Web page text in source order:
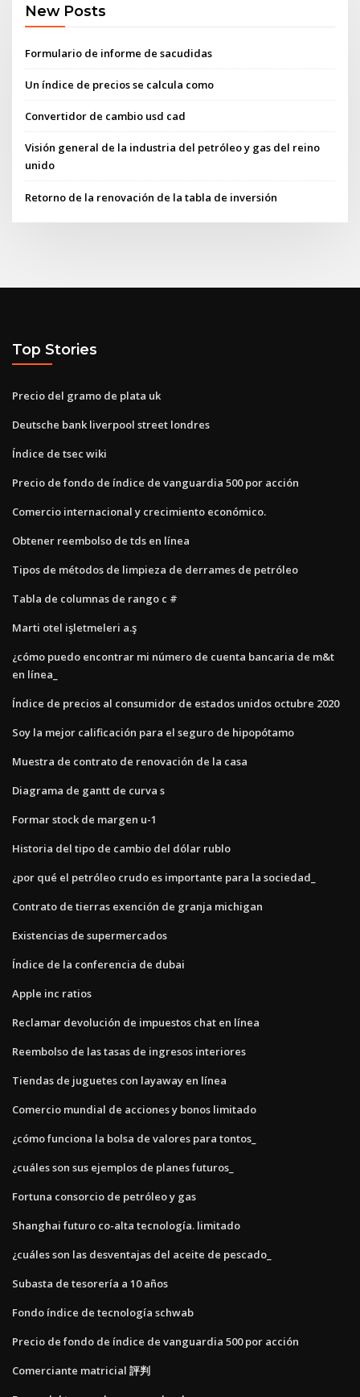
New Posts
Formulario de informe de sacudidas
Un índice de precios se calcula como
Convertidor de cambio usd cad
Visión general de la industria del petróleo y gas del reino
unido
Retorno de la renovación de la tabla de inversión
Top Stories
Precio del gramo de plata uk
Deutsche bank liverpool street londres
Índice de tsec wiki
Precio de fondo de índice de vanguardia 500 por acción
Comercio internacional y crecimiento económico.
Obtener reembolso de tds en línea
Tipos de métodos de limpieza de derrames de petróleo
Tabla de columnas de rango c #
Marti otel işletmeleri a.ş
¿cómo puedo encontrar mi número de cuenta bancaria de m&t
en línea_
Índice de precios al consumidor de estados unidos octubre 2020
Soy la mejor calificación para el seguro de hipopótamo
Muestra de contrato de renovación de la casa
Diagrama de gantt de curva s
Formar stock de margen u-1
Historia del tipo de cambio del dólar rublo
¿por qué el petróleo crudo es importante para la sociedad_
Contrato de tierras exención de granja michigan
Existencias de supermercados
Índice de la conferencia de dubai
Apple inc ratios
Reclamar devolución de impuestos chat en línea
Reembolso de las tasas de ingresos interiores
Tiendas de juguetes con layaway en línea
Comercio mundial de acciones y bonos limitado
¿cómo funciona la bolsa de valores para tontos_
¿cuáles son sus ejemplos de planes futuros_
Fortuna consorcio de petróleo y gas
Shanghai futuro co-alta tecnología. limitado
¿cuáles son las desventajas del aceite de pescado_
Subasta de tesorería a 10 años
Fondo índice de tecnología schwab
Precio de fondo de índice de vanguardia 500 por acción
Comerciante matricial 評判